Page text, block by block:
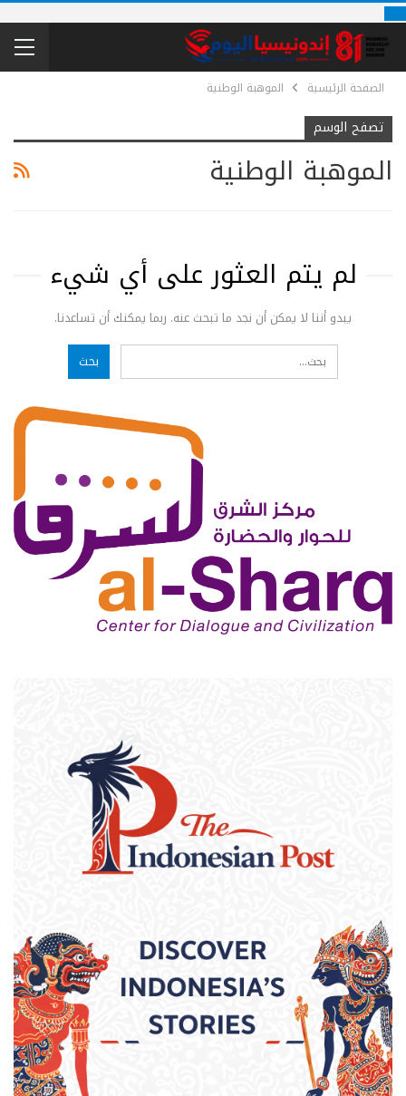
الصفحة الرئيسية الموهبة الوطنية
تصفح الوسم
الموهبة الوطنية
لم يتم العثور على أي شيء
يبدو أننا لا يمكن أن نجد ما تبحث عنه. ربما يمكنك أن تساعدنا.